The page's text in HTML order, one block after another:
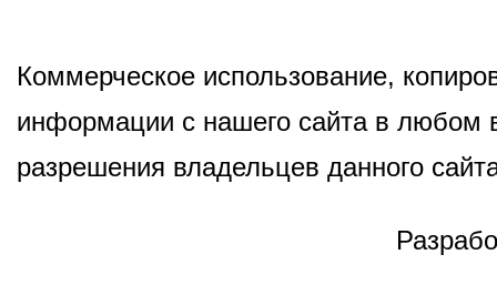
Коммерческое использование,
информации с нашего сайта в любом
разрешения владельцев данного